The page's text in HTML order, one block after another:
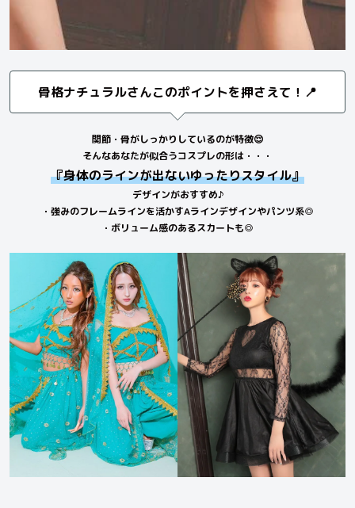
骨格ナチュラルさんこのポイントを押さえて！📍
関節・骨がしっかりしているのが特徴😌
そんなあなたが似合うコスプレの形は・・・
『身体のラインが出ないゆったりスタイル』
デザインがおすすめ♪
・強みのフレームラインを活かすAラインデザインやパンツ系◎
・ボリューム感のあるスカートも◎